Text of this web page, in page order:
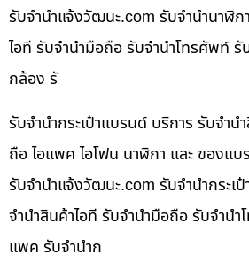
รับจํานําแจ้งวัฒนะ.com รับจำนำนาฬิก
ไอที รับจำนำมือถือ รับจำนำโทรศัพท์ รั
กล้อง รั
รับจำนำกระเป๋าแบรนด์ บริการ รับจำน
ถือ ไอแพค ไอโฟน นาฬิกา และ ของแ
รับจํานําแจ้งวัฒนะ.com รับจำนำกระเ
จำนำสินค้าไอที รับจำนำมือถือ รับจำนำ
แพค รับจำนำก